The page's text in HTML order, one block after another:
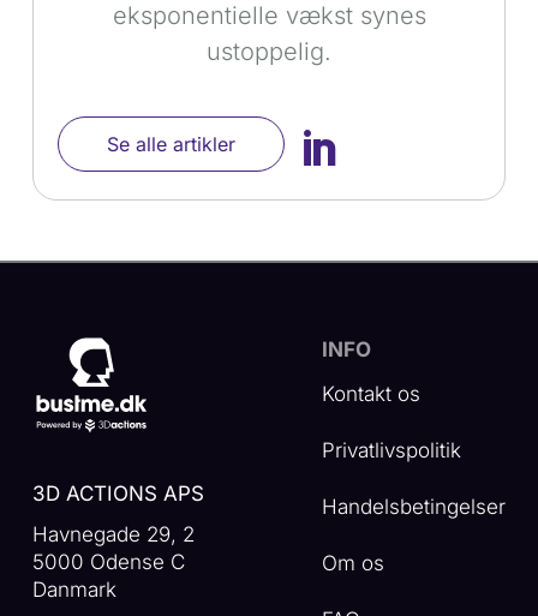
eksponentielle vækst synes
ustoppelig.
Se alle artikler 
3D ACTIONS APS
Havnegade 29, 2
5000 Odense C
Danmark
INFO
Kontakt os
Privatlivspolitik
Handelsbetingelser
Om os